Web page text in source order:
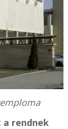
a rendnek